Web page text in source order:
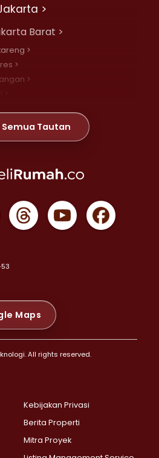
>
Barat >
>
>
>
>
>
Pusat >
>
>
>
>
>
Hilir >
Selatan >
>
Selatan >
Labu >
Semua Tautan
Maps
All rights reserved.
Kebijakan Privasi
Berita Properti
Mitra Proyek